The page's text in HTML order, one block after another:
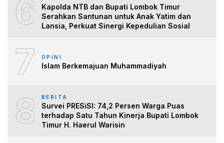
6
Kapolda NTB dan Bupati Lombok Timur
Serahkan Santunan untuk Anak Yatim dan
Lansia, Perkuat Sinergi Kepedulian Sosial
7 OPINI
Islam Berkemajuan Muhammadiyah
8 BERITA
Survei PRESiSI: 74,2 Persen Warga Puas
terhadap Satu Tahun Kinerja Bupati Lombok
Timur H. Haerul Warisin